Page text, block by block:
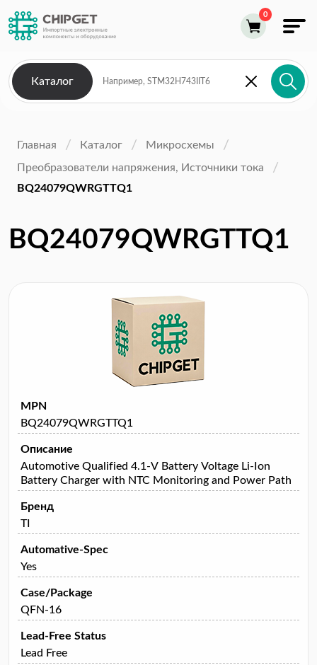
Каталог
Главная Каталог
Микросхемы
Преобразователи напряжения, Источники тока
BQ24079QWRGTTQ1
BQ24079QWRGTTQ1
MPN
BQ24079QWRGTTQ1
Описание
Automotive Qualified 4.1-V Battery Voltage Li-Ion
Battery Charger with NTC Monitoring and Power Path
Бренд
TI
Automative-Spec
Yes
Case/Package
QFN-16
Lead-Free Status
Lead Free